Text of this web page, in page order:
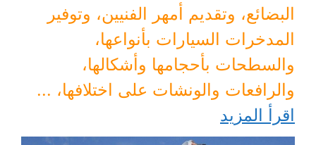
البضائع، وتقديم أمهر الفنيين، وتوفير
المدخرات السيارات بأنواعها،
والسطحات بأحجامها وأشكالها،
والرافعات والونشات على اختلافها، ...
اقرأ المزيد